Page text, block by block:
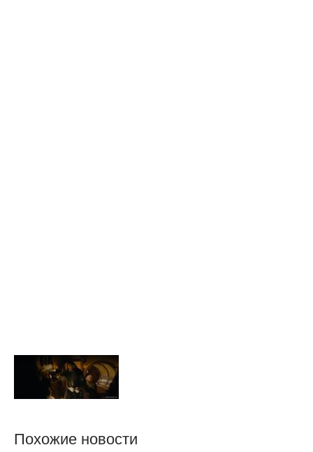
Похожие новости